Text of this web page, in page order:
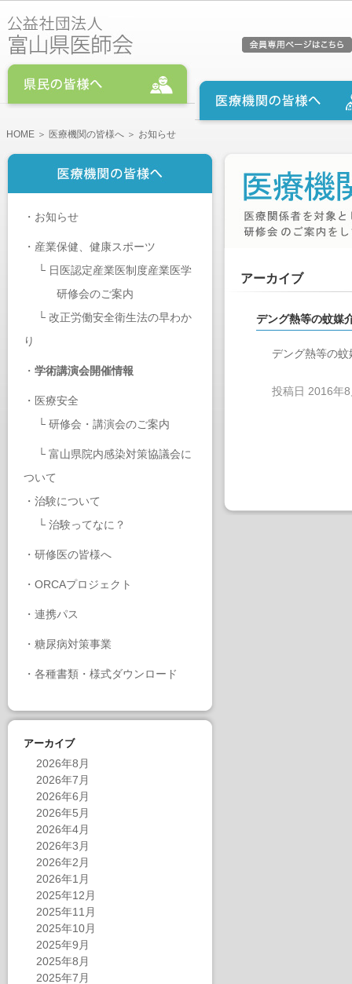
HOME ＞ 医療機関の皆様へ ＞ お知らせ
・ お知らせ
・ 産業保健、健康スポーツ
└ 日医認定産業医制度産業医学
研修会のご案内
└ 改正労働安全衛生法の早わか
り
・ 学術講演会開催情報
・ 医療安全
└ 研修会・講演会のご案内
└ 富山県院内感染対策協議会に
ついて
・ 治験について
└ 治験ってなに？
・ 研修医の皆様へ
・ ORCAプロジェクト
・ 連携パス
・ 糖尿病対策事業
・ 各種書類・様式ダウンロード
アーカイブ
2026年8月
2026年7月
2026年6月
2026年5月
2026年4月
2026年3月
2026年2月
2026年1月
2025年12月
2025年11月
2025年10月
2025年9月
2025年8月
2025年7月
アーカイブ
デング熱等の蚊媒
デング熱等の
投稿日 2016年